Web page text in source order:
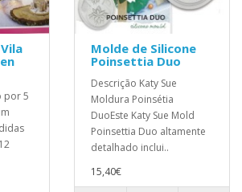
por 5
Molde de Silicone
Poinsettia Duo
Descrição Katy Sue
Moldura Poinsétia
DuoEste Katy Sue Mold
Poinsettia Duo altamente
detalhado inclui..
15,40€